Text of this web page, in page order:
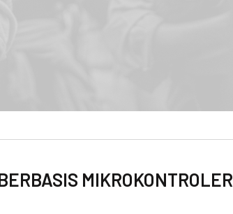
MIKROKONTROLER